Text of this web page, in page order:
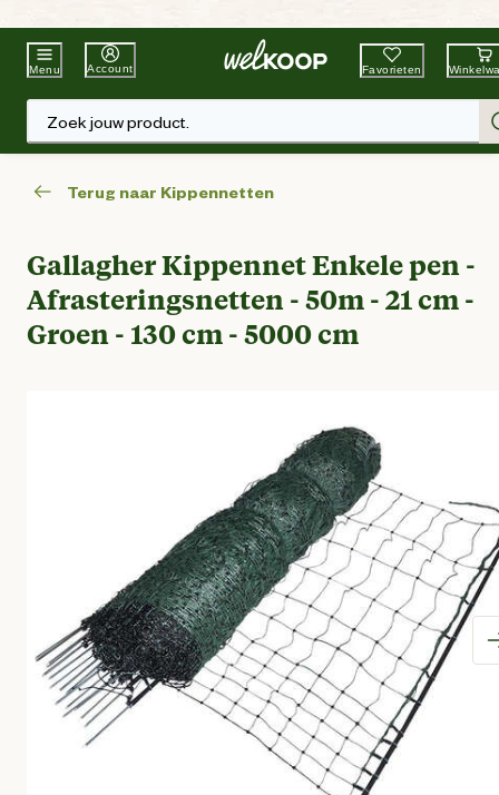
Beste WinkelketenTuin & Dier
Menu Account Favorieten
Zoek jouw product.
Terug naar Kippennetten
Gallagher Kippennet Enkele pen -
Afrasteringsnetten - 50m - 21 cm -
Groen - 130 cm - 5000 cm